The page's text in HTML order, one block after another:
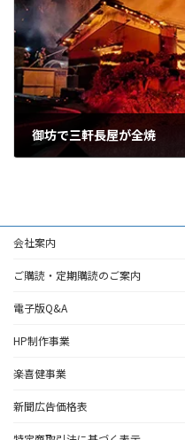
御坊で三軒長屋が全焼
会社案内
ご購読・定期購読のご案内
電子版Q&A
HP制作事業
楽喜健事業
新聞広告価格表